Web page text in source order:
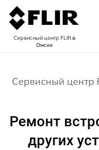
Сервисный центр FLIRв
Омске
Сервисный центр
Ремонт
других